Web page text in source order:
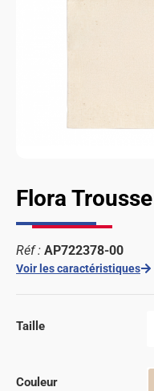
Flora
Réf : AP722378-00
Voir les caractéristiques
Taille
Couleur